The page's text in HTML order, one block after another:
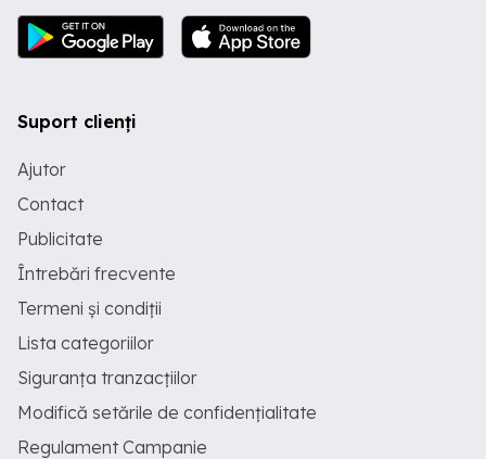
Suport clienți
Ajutor
Contact
Publicitate
Întrebări frecvente
Termeni și condiții
Lista categoriilor
Siguranța tranzacțiilor
Modifică setările de confidențialitate
Regulament Campanie